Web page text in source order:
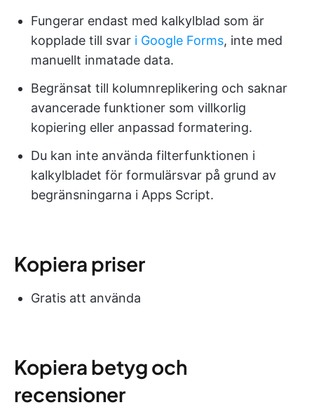
Fungerar endast med kalkylblad som är
kopplade till svar i Google Forms, inte med
manuellt inmatade data.
Begränsat till kolumnreplikering och saknar
avancerade funktioner som villkorlig
kopiering eller anpassad formatering.
Du kan inte använda filterfunktionen i
kalkylbladet för formulärsvar på grund av
begränsningarna i Apps Script.
Kopiera priser
Gratis att använda
Kopiera betyg och
recensioner